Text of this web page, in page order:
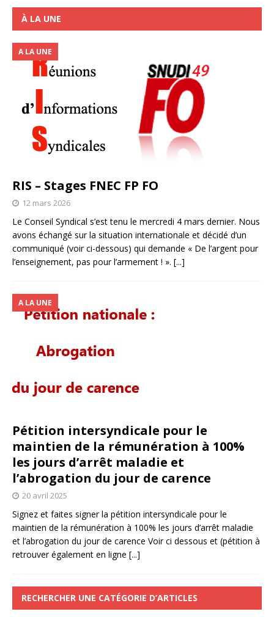
À LA UNE
RIS – Stages FNEC FP FO
A LA UNE
12 mars 2026
Le Conseil Syndical s’est tenu le mercredi 4 mars dernier. Nous
avons échangé sur la situation internationale et décidé d’un
communiqué (voir ci-dessous) qui demande « De l’argent pour
l’enseignement, pas pour l’armement ! ». [...]
Pétition intersyndicale pour le
maintien de la rémunération à 100%
les jours d’arrêt maladie et
l’abrogation du jour de carence
A LA UNE
20 avril 2025
Signez et faites signer la pétition intersyndicale pour le
maintien de la rémunération à 100% les jours d’arrêt maladie
et l’abrogation du jour de carence Voir ci dessous et (pétition à
retrouver également en ligne [...]
RECHERCHER UNE CATÉGORIE D’ARTICLES